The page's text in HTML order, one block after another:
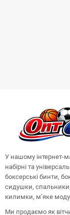
У нашому інтернет-
набірні та
боксерські бинти,
сидушки,
килимки, м’яке
Ми продаємо як